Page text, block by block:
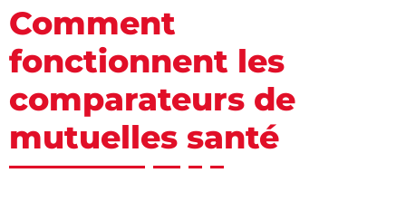
Comment
fonctionnent les
comparateurs de
mutuelles santé